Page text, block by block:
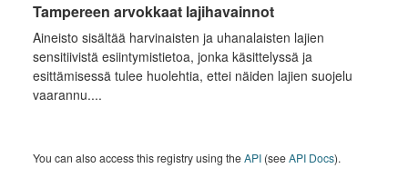
Tampereen arvokkaat lajihavainnot
Aineisto sisältää harvinaisten ja uhanalaisten lajien
sensitiivistä esiintymistietoa, jonka käsittelyssä ja
esittämisessä tulee huolehtia, ettei näiden lajien suojelu
vaarannu....
You can also access this registry using theAPI (seeAPI Docs).